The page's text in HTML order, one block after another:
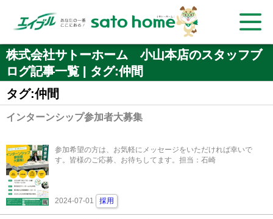
株式会社サトーホーム 小山本店のスタッフブ
ログ記事一覧 | タグ:仲間
タグ:仲間
インターンシップ参加者大募集
参加希望の方は、お気軽にメッセージをいただければ幸いで
す。皆様のご応募、お待ちしてます。担当：石崎
2024-07-01 採用